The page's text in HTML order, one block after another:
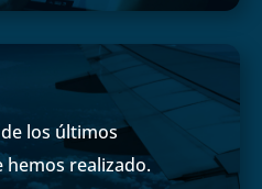
los últimos
hemos realizado.